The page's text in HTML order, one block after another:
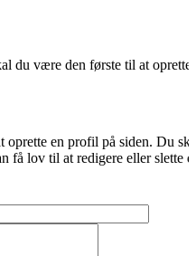
du være den første til at oprette
oprette en profil på siden. Du
få lov til at redigere eller slette